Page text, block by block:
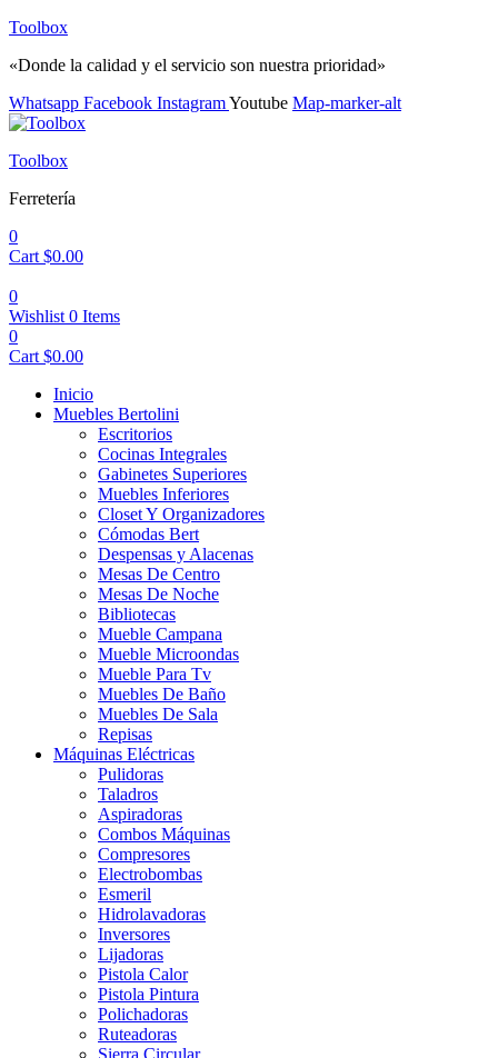
Toolbox
«Donde la calidad y el servicio son nuestra prioridad»
Whatsapp Facebook InstagramYoutube Map-marker-alt
Menu
Toolbox
Ferretería
0
Cart $0.00
0
Wishlist 0 Items
0
Cart $0.00
Inicio
Muebles Bertolini
Escritorios
Cocinas Integrales
Gabinetes Superiores
Muebles Inferiores
Closet Y Organizadores
Cómodas Bert
Despensas y Alacenas
Mesas De Centro
Mesas De Noche
Bibliotecas
Mueble Campana
Mueble Microondas
Mueble Para Tv
Muebles De Baño
Muebles De Sala
Repisas
Máquinas Eléctricas
Pulidoras
Taladros
Aspiradoras
Combos Máquinas
Compresores
Electrobombas
Esmeril
Hidrolavadoras
Inversores
Lijadoras
Pistola Calor
Pistola Pintura
Polichadoras
Ruteadoras
Sierra Circular